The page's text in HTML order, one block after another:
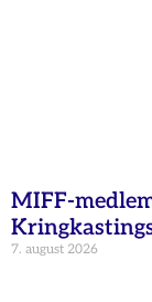
MIFF-
7. august 2026